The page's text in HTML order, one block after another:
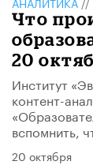
Что
20
Институт
контент-
вспомнить,
20 октября